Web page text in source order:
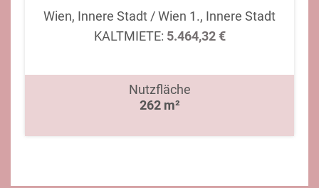
Wien, Innere Stadt / Wien 1., Innere Stadt
KALTMIETE: 5.464,32 €
Nutzfläche
262 m²